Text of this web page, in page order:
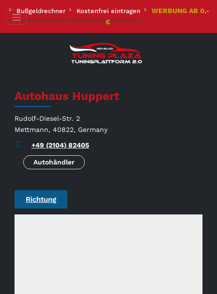
Inhalt
springen
Bußgeldrechner Kostenfrei eintragen
WERBUNG AB 0,-
€
Autohaus Huppert
Rudolf-Diesel-Str. 2
Mettmann, 40822, Germany
+49 (2104) 82405
Autohändler
Richtung